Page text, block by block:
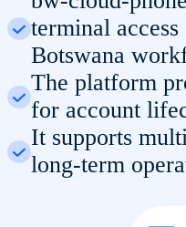
terminal
Botswana
The platform
for account
It supports
long-term